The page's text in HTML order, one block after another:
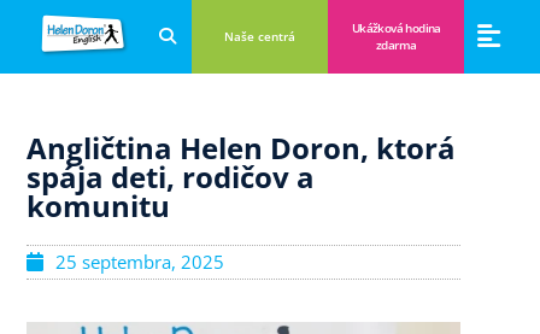
Naše centrá
Ukážková hodina
zdarma
Angličtina Helen Doron, ktorá
spája deti, rodičov a
komunitu
25 septembra, 2025